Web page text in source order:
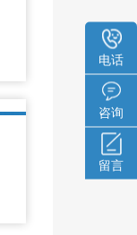
电话
咨询
留言